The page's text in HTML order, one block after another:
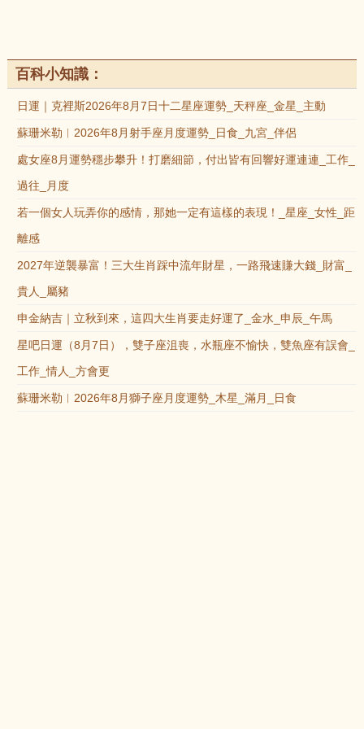
百科小知識：
日運｜克裡斯2026年8月7日十二星座運勢_天秤座_金星_主動
蘇珊米勒︱2026年8月射手座月度運勢_日食_九宮_伴侶
處女座8月運勢穩步攀升！打磨細節，付出皆有回響好運連連_工作_
過往_月度
若一個女人玩弄你的感情，那她一定有這樣的表現！_星座_女性_距
離感
2027年逆襲暴富！三大生肖踩中流年財星，一路飛速賺大錢_財富_
貴人_屬豬
申金納吉｜立秋到來，這四大生肖要走好運了_金水_申辰_午馬
星吧日運（8月7日），雙子座沮喪，水瓶座不愉快，雙魚座有誤會_
工作_情人_方會更
蘇珊米勒︱2026年8月獅子座月度運勢_木星_滿月_日食